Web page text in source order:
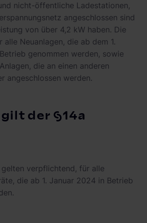
nicht-öffentliche Ladestationen,
angeschlossen sind
von über 4,2 kW haben. Die
alle Neuanlagen, die ab dem 1.
genommen werden, sowie
die an einen anderen
angeschlossen werden.
der §14a
gelten verpflichtend, für alle
die ab 1. Januar 2024 in Betrieb